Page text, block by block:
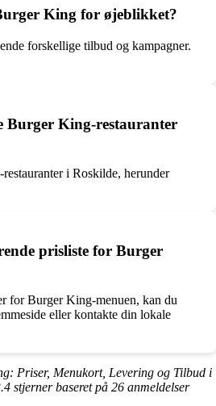
King for øjeblikket?
forskellige tilbud og kampagner.
Burger King-restauranter
i Roskilde, herunder
prisliste for Burger
for Burger King-menuen, kan du
eller kontakte din lokale
Priser, Menukort, Levering og Tilbud i
stjerner baseret på 26 anmeldelser